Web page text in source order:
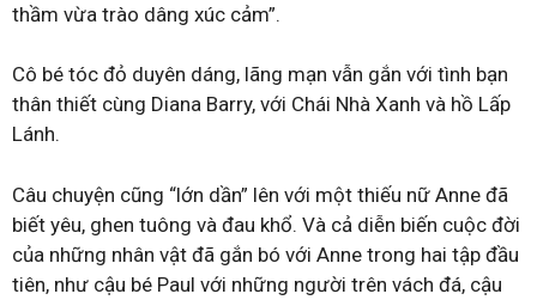
thầm vừa trào dâng xúc cảm”.
Cô bé tóc đỏ duyên dáng, lãng mạn vẫn gắn với tình bạn
thân thiết cùng Diana Barry, với Chái Nhà Xanh và hồ Lấp
Lánh.
Câu chuyện cũng “lớn dần” lên với một thiếu nữ Anne đã
biết yêu, ghen tuông và đau khổ. Và cả diễn biến cuộc đời
của những nhân vật đã gắn bó với Anne trong hai tập đầu
tiên, như cậu bé Paul với những người trên vách đá, cậu